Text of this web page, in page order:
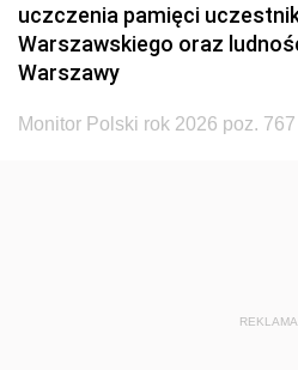
uczczenia pamięci
Warszawskiego oraz
Warszawy
Monitor Polski rok 2026 poz. 767
REKLAMA